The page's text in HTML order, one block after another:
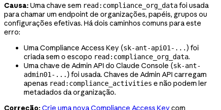
Causa:Uma chave sem read:compliance_org_datafoi usada
para chamar um endpoint de organizações, papéis, grupos ou
configurações efetivas. Há dois caminhos comuns para este
erro:
Uma Compliance Access Key (sk-ant-api01-...) foi
criada sem o escopo read:compliance_org_data.
Uma chave de Admin API do Claude Console (sk-ant-
admin01-...) foi usada. Chaves de Admin API carregam
apenas read:compliance_activities e não podem ler
metadados da organização.
Correção:Crie uma nova Compliance Access Keycom